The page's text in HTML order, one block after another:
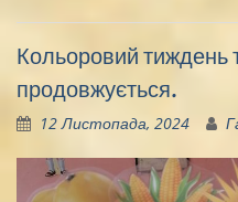
Кольоровий тиждень
продовжується.
12 Листопада, 2024